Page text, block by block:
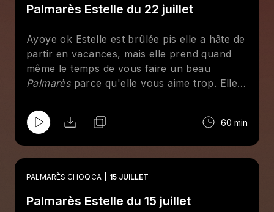
Palmarès Estelle du 22 juillet
Ayoye ok Estelle est brûlée pis elle a hâte de
partir en vacances, mais elle prend quand
même le temps de vous faire un beau
Palmarèsparce qu'elle vous aime trop. Elle
FRIMAT, en particulier sur le concert de
Guhn Twei, glisse un mot sur le nouveau
Royal en septembre et fait jouer banger
après banger.
60 min
PALMARÈS CHOQ.CA 15 JUILLET
Palmarès Estelle du 15 juillet